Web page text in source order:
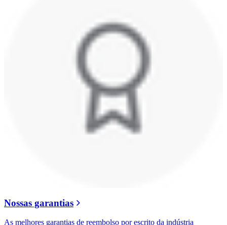
Nossas garantias
As melhores garantias de reembolso por escrito da indústria